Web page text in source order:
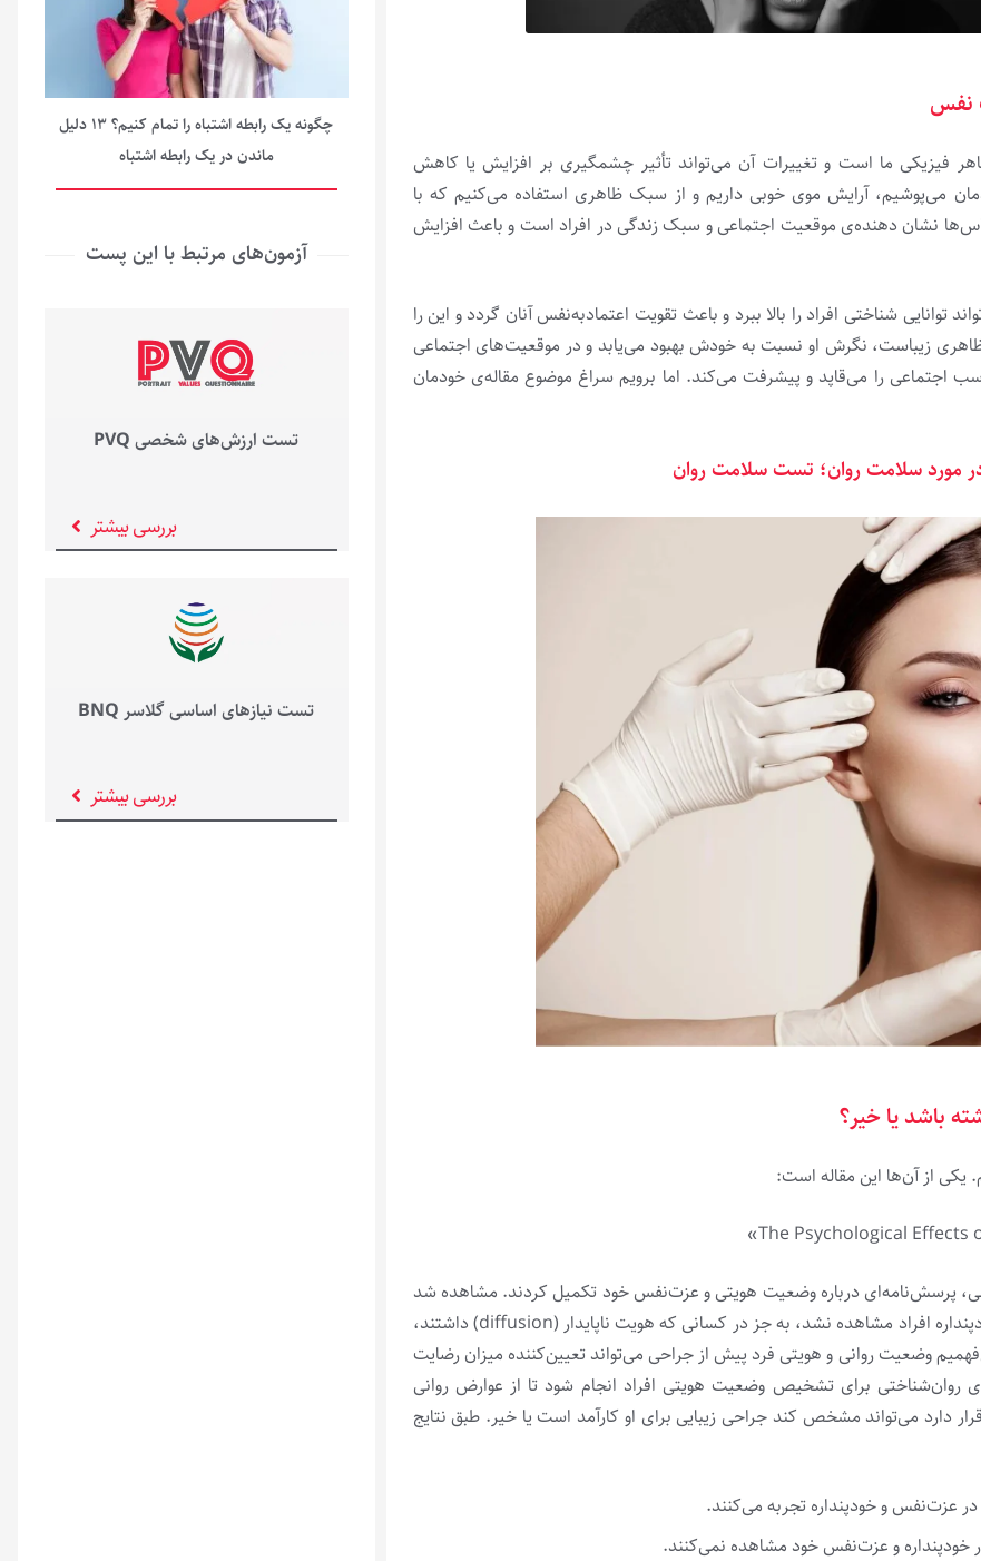
نفس
فیزیکی ما است و تغییرات آن می‌تواند تأثیر چشمگیری بر افزایش یا کاهش
می‌پوشیم، آرایش موی خوبی داریم و از سبک ظاهری استفاده می‌کنیم که با
نشان دهنده‌ی موقعیت اجتماعی و سبک زندگی در افراد است و باعث افزایش
شناختی افراد را بالا ببرد و باعث تقویت اعتمادبه‌نفس آنان گردد و این را
زیباست، نگرش او نسبت به خودش بهبود می‌یابد و در موقعیت‌های اجتماعی
را می‌قاپد و پیشرفت می‌کند. اما برویم سراغ موضوع مقاله‌ی خودمان
باشد یا خیر؟
یکی از آن‌ها این مقاله است:
پس از جراحی، پرسش‌نامه‌ای درباره وضعیت هویتی و عزت‌نفس خود تکمیل کردند. مشاهده شد
که جراحی زیبایی تأثیر مثبتی بر عزت‌نفس افراد دارد اما تغییری در خودپنداره افراد مشاهده نشد، به جز در کسانی که هویت ناپایدار (diffusion) داشتند،
وضعیت روانی و هویتی فرد پیش از جراحی می‌تواند تعیین‌کننده میزان رضایت
روان‌شناختی برای تشخیص وضعیت هویتی افراد انجام شود تا از عوارض روانی
دارد می‌تواند مشخص کند جراحی زیبایی برای او کارآمد است یا خیر. طبق نتایج
در عزت‌نفس و خودپنداره تجربه می‌کنند.
خودپنداره و عزت‌نفس خود مشاهده نمی‌کنند.
چگونه یک رابطه اشتباه را تمام کنیم؟ ۱۳ دلیل
ماندن در یک رابطه اشتباه
آزمون‌های مرتبط با این پست
تست ارزش‌های شخصی PVQ
بررسی بیشتر
تست نیازهای اساسی گلاسر BNQ
بررسی بیشتر